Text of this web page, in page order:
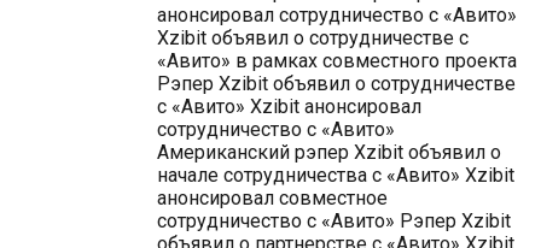
анонсировал сотрудничество с «Авито»
Xzibit объявил о сотрудничестве с
«Авито» в рамках совместного проекта
Рэпер Xzibit объявил о сотрудничестве
с «Авито» Xzibit анонсировал
сотрудничество с «Авито»
Американский рэпер Xzibit объявил о
начале сотрудничества с «Авито» Xzibit
анонсировал совместное
сотрудничество с «Авито» Рэпер Xzibit
объявил о партнерстве с «Авито» Xzibit